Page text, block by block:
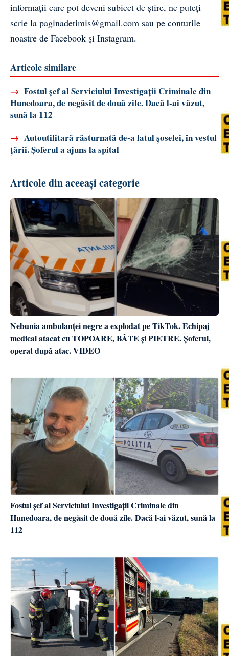
informații care pot deveni subiect de știre, ne puteți
scrie la paginadetimis@gmail.com sau pe conturile
noastre de Facebook și Instagram.
Articole similare
→ Fostul șef al Serviciului Investigații Criminale din
Hunedoara, de negăsit de două zile. Dacă l-ai văzut,
sună la 112
→ Autoutilitară răsturnată de-a latul șoselei, în vestul
țării. Șoferul a ajuns la spital
Articole din aceeași categorie
Nebunia ambulanței negre a explodat pe TikTok. Echipaj
medical atacat cu TOPOARE, BÂTE și PIETRE. Șoferul,
operat după atac. VIDEO
Fostul șef al Serviciului Investigații Criminale din
Hunedoara, de negăsit de două zile. Dacă l-ai văzut, sună la
112